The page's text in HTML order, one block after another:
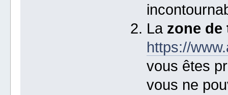
La zone de
https://
vous êtes
vous ne